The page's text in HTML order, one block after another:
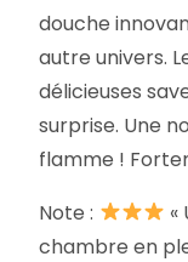
douche
autre univers.
délicieuses
surprise. Une
flamme !
Note :
«
chambre en